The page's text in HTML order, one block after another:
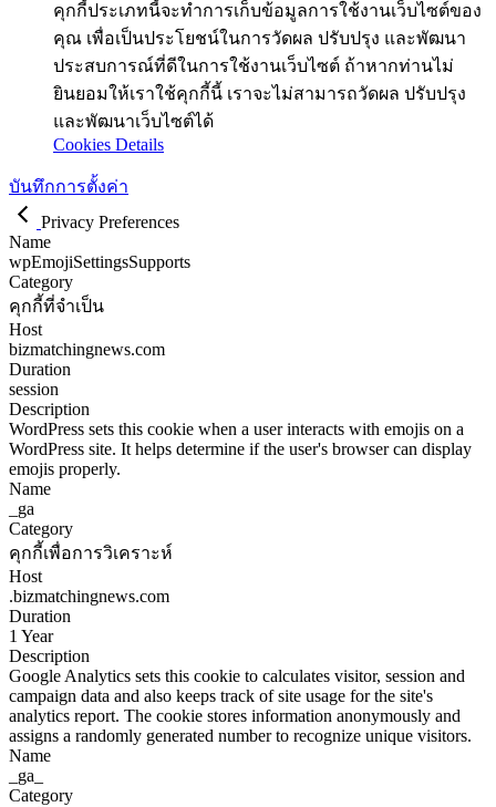
คุกกี้ประเภทนี้จะทำการเก็บข้อมูลการใช้งานเว็บไซต์ของ
คุณ เพื่อเป็นประโยชน์ในการวัดผล ปรับปรุง และพัฒนา
ประสบการณ์ที่ดีในการใช้งานเว็บไซต์ ถ้าหากท่านไม่
ยินยอมให้เราใช้คุกกี้นี้ เราจะไม่สามารถวัดผล ปรับปรุง
และพัฒนาเว็บไซต์ได้
Cookies Details
บันทึกการตั้งค่า
Privacy Preferences
Name
wpEmojiSettingsSupports
Category
คุกกี้ที่จำเป็น
Host
bizmatchingnews.com
Duration
session
Description
WordPress sets this cookie when a user interacts with emojis on a
WordPress site. It helps determine if the user's browser can display
emojis properly.
Name
_ga
Category
คุกกี้เพื่อการวิเคราะห์
Host
.bizmatchingnews.com
Duration
1 Year
Description
Google Analytics sets this cookie to calculates visitor, session and
campaign data and also keeps track of site usage for the site's
analytics report. The cookie stores information anonymously and
assigns a randomly generated number to recognize unique visitors.
Name
_ga_
Category